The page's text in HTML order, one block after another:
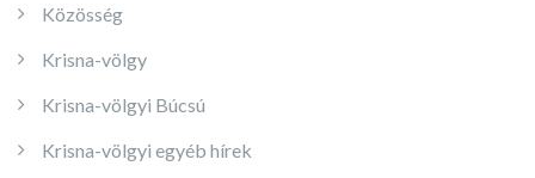
Közösség
Krisna-völgy
Krisna-völgyi Búcsú
Krisna-völgyi egyéb hírek